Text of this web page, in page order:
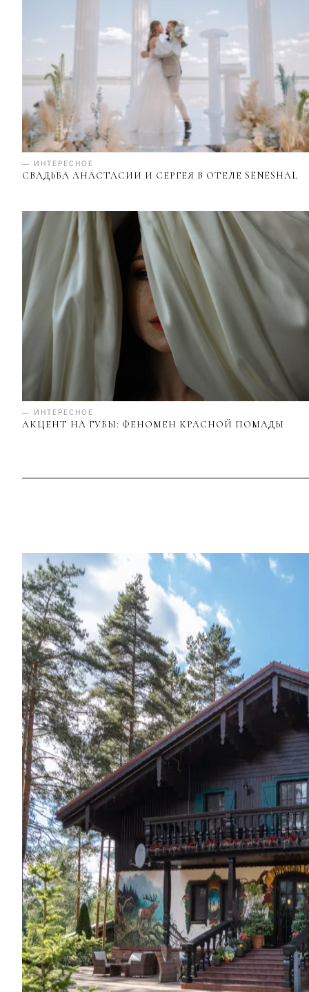
— ИНТЕРЕСНОЕ
СВАДЬБА АНАСТАСИИ И СЕРГЕЯ В ОТЕЛЕ SENESHAL
— ИНТЕРЕСНОЕ
АКЦЕНТ НА ГУБЫ: ФЕНОМЕН КРАСНОЙ ПОМАДЫ